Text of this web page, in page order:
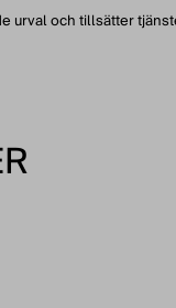
urval och tillsätter